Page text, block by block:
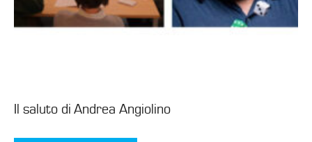
Il saluto di Andrea Angiolino